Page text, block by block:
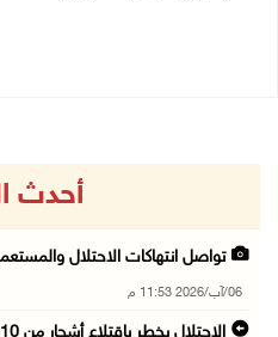
أحدث
تواصل انتهاكات الاحتلال
06/آب/2026 11:53 م